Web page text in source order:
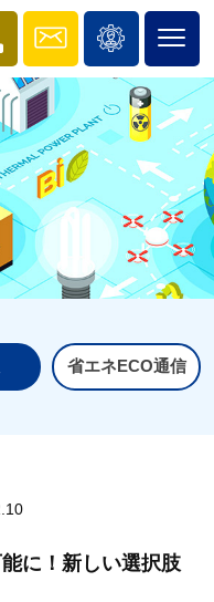
省エネECO通信
に！新しい選択肢